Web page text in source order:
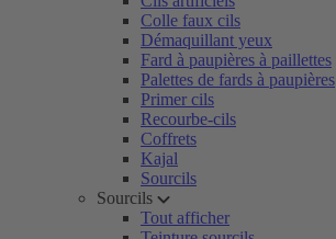
Colle faux cils
Démaquillant yeux
Fard à paupières à paillettes
Palettes de fards à paupières
Primer cils
Recourbe-cils
Coffrets
Kajal
Sourcils
Sourcils
Tout afficher